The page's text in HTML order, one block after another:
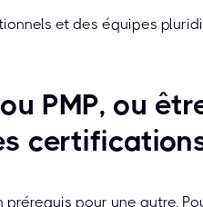
et des équipes
PMP, ou
pour une autre.